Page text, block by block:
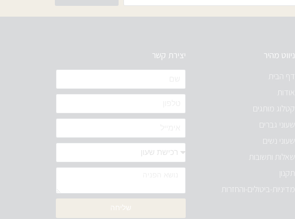
ניווט מהיר
דף הבית
אודות
קטלוג מותגים
שעוני גברים
שעוני נשים
שאלות ותשובות
תקנון
מדיניות-ביטולים-והחזרות
יצירת קשר
שליחה